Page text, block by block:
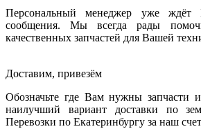
Персональный менеджер уже ждёт
сообщения. Мы всегда рады
качественных запчастей для Вашей
Доставим, привезём
Обозначьте где Вам нужны
наилучший вариант доставки по
Перевозки по Екатеринбургу за наш